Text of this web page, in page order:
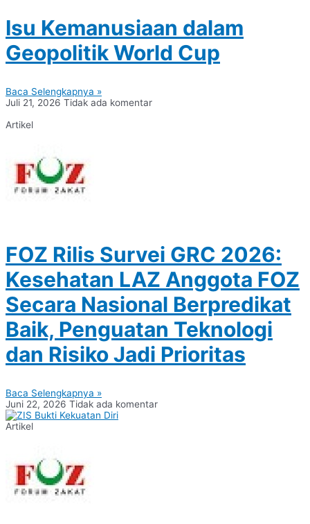
Isu Kemanusiaan dalam
Geopolitik World Cup
Baca Selengkapnya »
Juli 21, 2026 Tidak ada komentar
Artikel
FOZ Rilis Survei GRC 2026:
Kesehatan LAZ Anggota FOZ
Secara Nasional Berpredikat
Baik, Penguatan Teknologi
dan Risiko Jadi Prioritas
Baca Selengkapnya »
Juni 22, 2026 Tidak ada komentar
Artikel